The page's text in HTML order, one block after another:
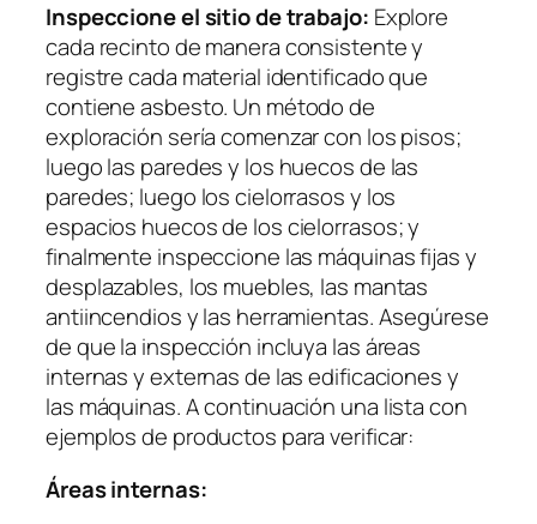
Inspeccione el sitio de trabajo: Explore
cada recinto de manera consistente y
registre cada material identificado que
contiene asbesto. Un método de
exploración sería comenzar con los pisos;
luego las paredes y los huecos de las
paredes; luego los cielorrasos y los
espacios huecos de los cielorrasos; y
finalmente inspeccione las máquinas fijas y
desplazables, los muebles, las mantas
antiincendios y las herramientas. Asegúrese
de que la inspección incluya las áreas
internas y externas de las edificaciones y
las máquinas. A continuación una lista con
ejemplos de productos para verificar:
Áreas internas: